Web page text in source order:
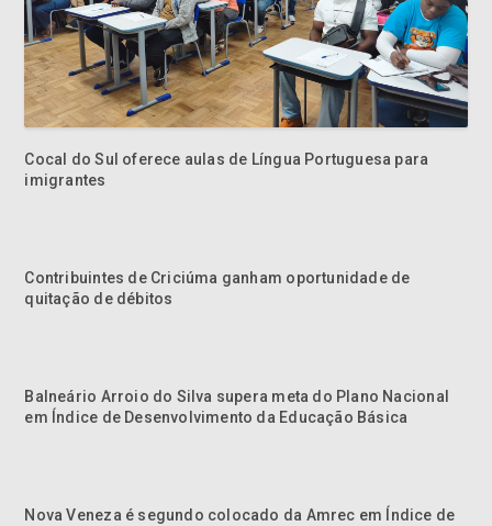
Cocal do Sul oferece aulas de Língua Portuguesa para
imigrantes
Contribuintes de Criciúma ganham oportunidade de
quitação de débitos
Balneário Arroio do Silva supera meta do Plano Nacional
em Índice de Desenvolvimento da Educação Básica
Nova Veneza é segundo colocado da Amrec em Índice de